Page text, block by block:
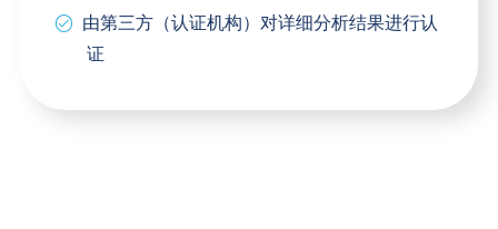
由第三方（认证机构）对详细分析结果进行认
证